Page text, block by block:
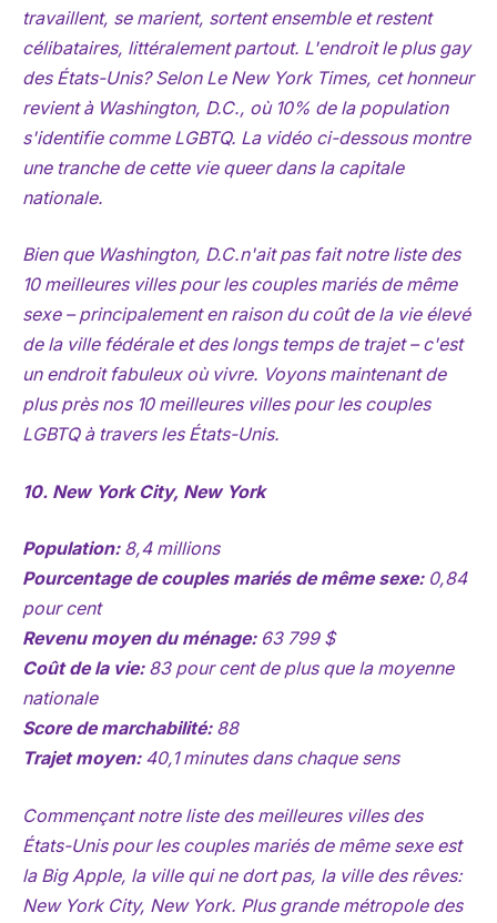
travaillent, se marient, sortent ensemble et restent
célibataires, littéralement partout. L'endroit le plus gay
des États-Unis? Selon Le New York Times, cet honneur
revient à Washington, D.C., où 10% de la population
s'identifie comme LGBTQ. La vidéo ci-dessous montre
une tranche de cette vie queer dans la capitale
nationale.
Bien que Washington, D.C.n'ait pas fait notre liste des
10 meilleures villes pour les couples mariés de même
sexe – principalement en raison du coût de la vie élevé
de la ville fédérale et des longs temps de trajet – c'est
un endroit fabuleux où vivre. Voyons maintenant de
plus près nos 10 meilleures villes pour les couples
LGBTQ à travers les États-Unis.
10. New York City, New York
Population:8,4 millions
Pourcentage de couples mariés de même sexe:0,84
pour cent
Revenu moyen du ménage:63 799 $
Coût de la vie:83 pour cent de plus que la moyenne
nationale
Score de marchabilité:88
Trajet moyen:40,1 minutes dans chaque sens
Commençant notre liste des meilleures villes des
États-Unis pour les couples mariés de même sexe est
la Big Apple, la ville qui ne dort pas, la ville des rêves:
New York City, New York. Plus grande métropole des